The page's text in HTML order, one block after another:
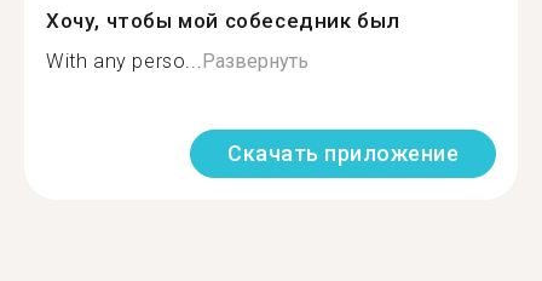
Хочу, чтобы мой собеседник был
With any perso...Развернуть
Скачать приложение